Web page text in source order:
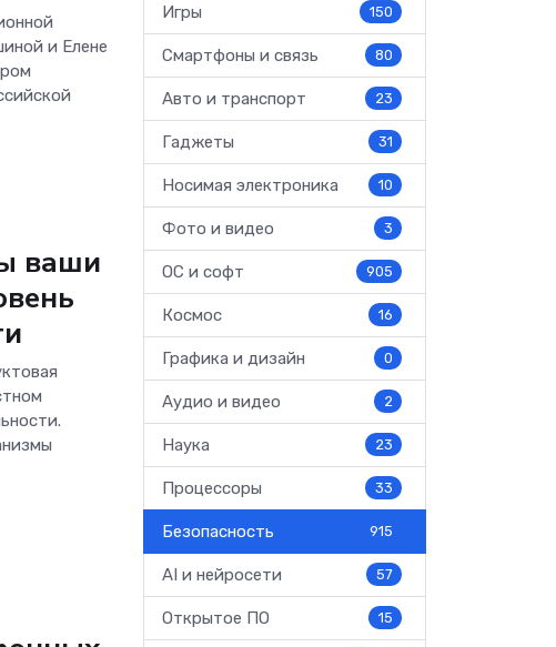
и Елене
ваши
Игры 150
Смартфоны и связь 80
Авто и транспорт 23
Гаджеты 31
Носимая электроника 10
Фото и видео 3
ОС и софт 905
Космос 16
Графика и дизайн 0
Аудио и видео 2
Наука 23
Процессоры 33
Безопасность 915
AI и нейросети 57
Открытое ПО 15